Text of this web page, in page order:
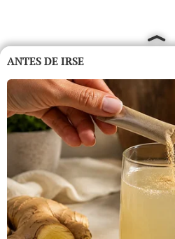
ANTES DE IRSE